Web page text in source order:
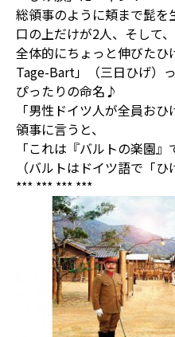
総領事のように頬まで髭を
口の上だけが2人、そして
全体的にちょっと伸びた
Tage-Bart」（三日ひげ）
ぴったりの命名♪
「男性ドイツ人が全員お
領事に言うと、
「これは『バルトの楽園』
（バルトはドイツ語で「ひ
*** *** *** ***